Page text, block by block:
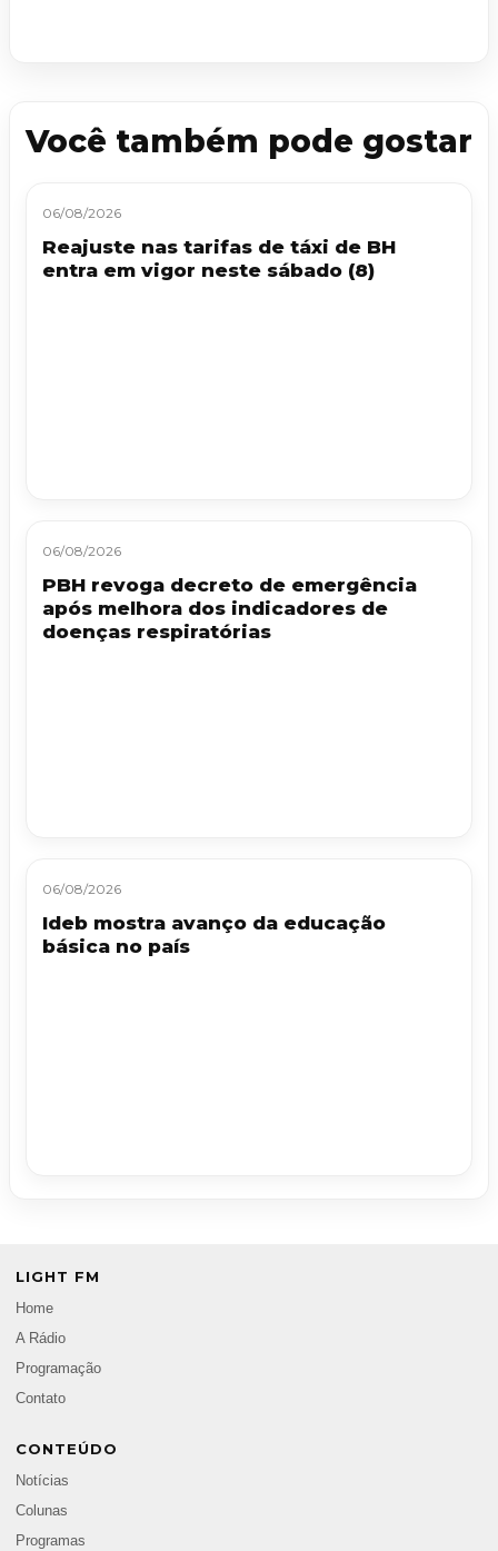
Você também pode gostar
06/08/2026
Reajuste nas tarifas de táxi de BH
entra em vigor neste sábado (8)
06/08/2026
PBH revoga decreto de emergência
após melhora dos indicadores de
doenças respiratórias
06/08/2026
Ideb mostra avanço da educação
básica no país
LIGHT FM
Home
A Rádio
Programação
Contato
CONTEÚDO
Notícias
Colunas
Programas